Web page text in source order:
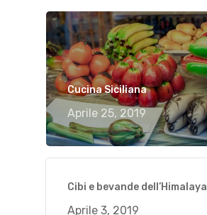
Cucina Siciliana
Aprile 25, 2019
Cibi e bevande dell’Himalaya
Aprile 3, 2019